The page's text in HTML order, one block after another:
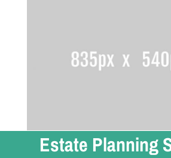
Estate Planning